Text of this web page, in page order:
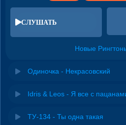
СЛУШАТЬ
Новые
Одиночка - Некрасовский
Idris & Leos - Я все с
ТУ-134 - Ты одна такая